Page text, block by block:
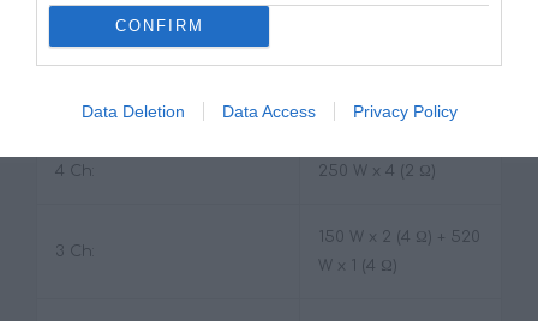
CONFIRM
Data Deletion Data Access Privacy Policy
Output Power (RMS) @ 14.4
4 Ch: 150 W x 4 (4 Ω)
4 Ch: 250 W x 4 (2 Ω)
3 Ch:
150 W x 2 (4 Ω) + 520
W x 1 (4 Ω)